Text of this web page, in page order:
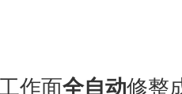
作面全自动修整